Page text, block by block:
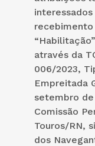
através da
006/2023,
Empreitada
setembro de
Comissão
Touros/RN,
dos